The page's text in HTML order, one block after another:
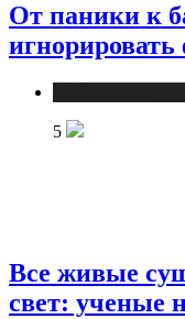
От паники к
5
Все живые
свет: ученые